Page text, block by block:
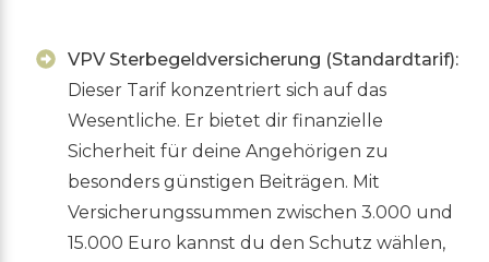
VPV Sterbegeldversicherung (Standardtarif):
Dieser Tarif konzentriert sich auf das
Wesentliche. Er bietet dir finanzielle
Sicherheit für deine Angehörigen zu
besonders günstigen Beiträgen. Mit
Versicherungssummen zwischen 3.000 und
15.000 Euro kannst du den Schutz wählen,